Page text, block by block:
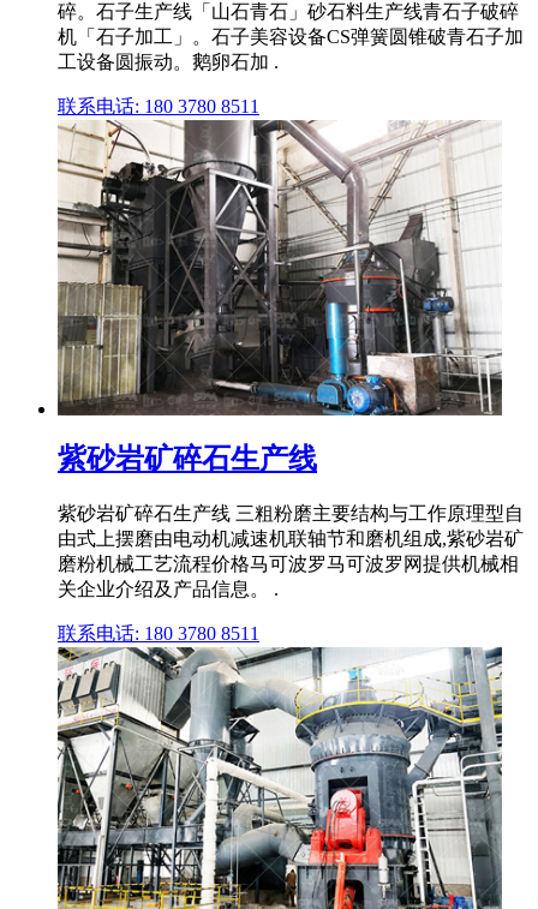
碎。石子生产线「山石青石」砂石料生产线青石子破碎
机「石子加工」。石子美容设备CS弹簧圆锥破青石子加
工设备圆振动。鹅卵石加 .
联系电话: 180 3780 8511
紫砂岩矿碎石生产线
紫砂岩矿碎石生产线 三粗粉磨主要结构与工作原理型自
由式上摆磨由电动机减速机联轴节和磨机组成,紫砂岩矿
磨粉机械工艺流程价格马可波罗马可波罗网提供机械相
关企业介绍及产品信息。 .
联系电话: 180 3780 8511